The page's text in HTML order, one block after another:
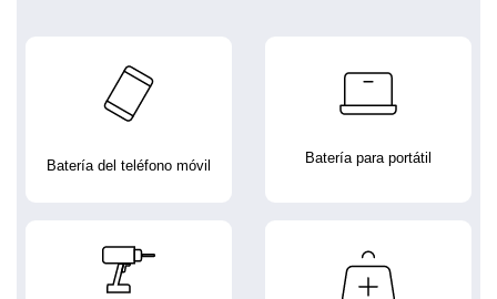
Batería del teléfono móvil Batería para portátil